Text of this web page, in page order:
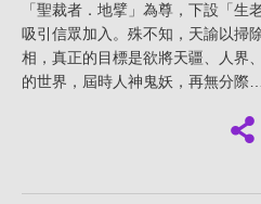
「聖裁者．地擘」為尊，下設「生
吸引信眾加入。殊不知，天諭以掃
相，真正的目標是欲將天疆、人界
的世界，屆時人神鬼妖，再無分際…